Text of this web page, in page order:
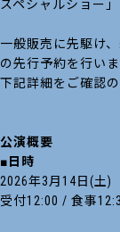
スペシャルショー
一般販売に先駆け
の先行予約を行いま
下記詳細をご確認
公演概要
■日時
2026年3月14日(土)
受付12:00 / 食事